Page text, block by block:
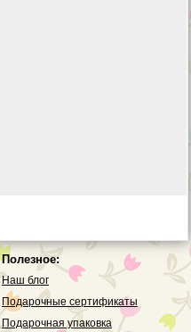
Полезное:
Наш блог
Подарочные сертификаты
Подарочная упаковка